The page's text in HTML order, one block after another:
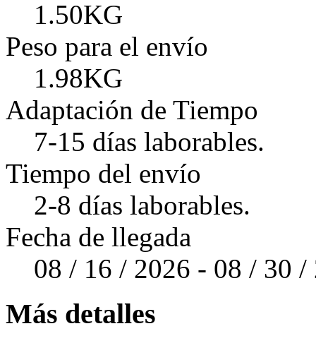
1.50KG
Peso para el envío
1.98KG
Adaptación de Tiempo
7-15 días laborables.
Tiempo del envío
2-8 días laborables.
Fecha de llegada
08 / 16 / 2026 - 08 / 30 /
Más detalles